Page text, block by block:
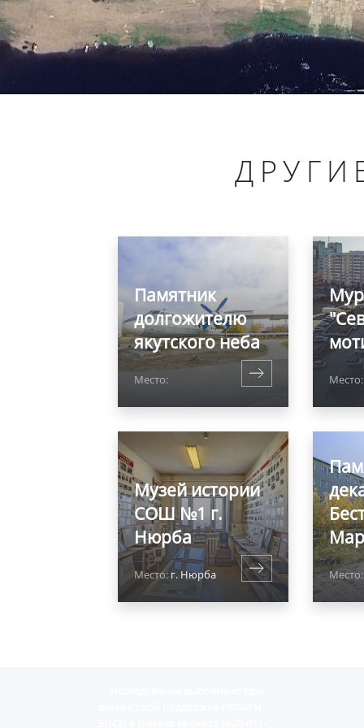
Памятник
долгожителю
якутского неба
Место: Место:
Музей истории
СОШ №1 г.
Нюрба
Место: г. Нюрба Место: